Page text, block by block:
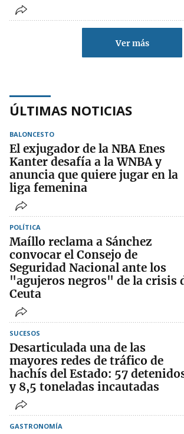
Ver más
ÚLTIMAS NOTICIAS
BALONCESTO
El exjugador de la NBA Enes
Kanter desafía a la WNBA y
anuncia que quiere jugar en la
liga femenina
POLÍTICA
Maíllo reclama a Sánchez
convocar el Consejo de
Seguridad Nacional ante los
"agujeros negros" de la crisis
Ceuta
SUCESOS
Desarticulada una de las
mayores redes de tráfico de
hachís del Estado: 57
y 8,5 toneladas incautadas
GASTRONOMÍA